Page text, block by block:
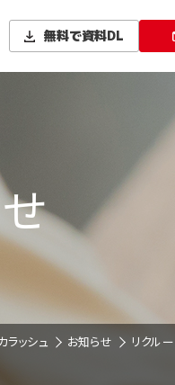
無料で資料DL
ラッシュ お知らせ リクル